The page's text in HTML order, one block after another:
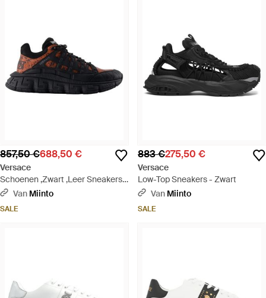
857,50 €688,50 €
Versace
Schoenen ,Zwart ,Leer Sneakers -
Zwart
Van Miinto
SALE
883 €275,50 €
Versace
Low-Top Sneakers - Zwart
Van Miinto
SALE